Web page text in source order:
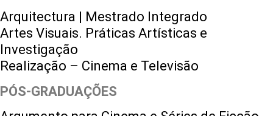
Arquitectura | Mestrado Integrado
Artes Visuais. Práticas Artísticas e
Investigação
Realização – Cinema e Televisão
PÓS-GRADUAÇÕES